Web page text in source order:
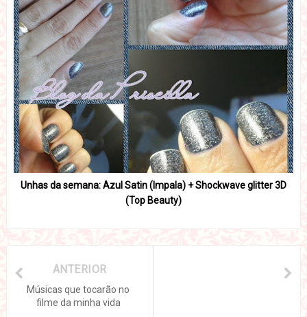
Unhas da semana: Azul Satin (Impala) + Shockwave glitter 3D
(Top Beauty)
ANTERIOR
Músicas que tocarão no
filme da minha vida